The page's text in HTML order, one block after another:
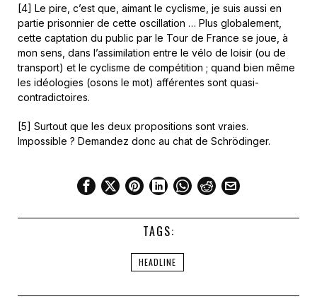
[4] Le pire, c’est que, aimant le cyclisme, je suis aussi en
partie prisonnier de cette oscillation … Plus globalement,
cette captation du public par le Tour de France se joue, à
mon sens, dans l’assimilation entre le vélo de loisir (ou de
transport) et le cyclisme de compétition ; quand bien même
les idéologies (osons le mot) afférentes sont quasi-
contradictoires.
[5] Surtout que les deux propositions sont vraies.
Impossible ? Demandez donc au chat de Schrödinger.
TAGS:
HEADLINE